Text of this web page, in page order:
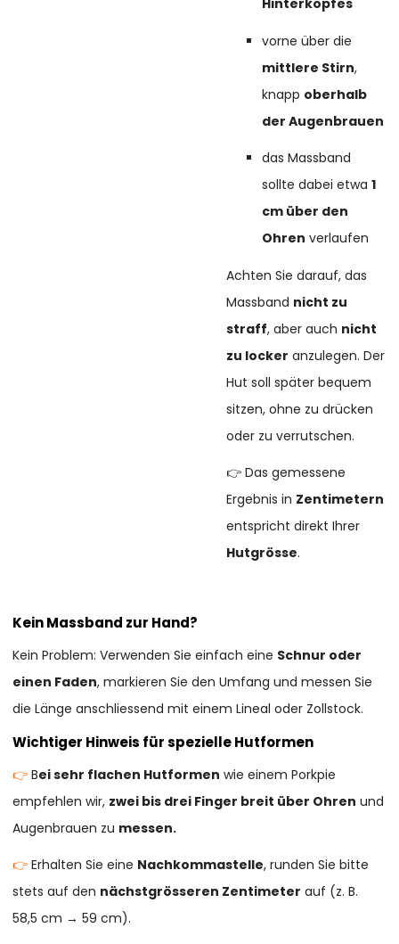
Hinterkopfes
vorne über die
mittlere Stirn,
knapp oberhalb
der Augenbrauen
das Massband
sollte dabei etwa1
cm über den
Ohren verlaufen
Achten Sie darauf, das
Massband nicht zu
straff, aber auch nicht
zu locker anzulegen. Der
Hut soll später bequem
sitzen, ohne zu drücken
oder zu verrutschen.
👉 Das gemessene
Ergebnis in Zentimetern
entspricht direkt Ihrer
Hutgrösse.
Kein Massband zur Hand?
Kein Problem: Verwenden Sie einfach eine Schnur oder
einen Faden, markieren Sie den Umfang und messen Sie
die Länge anschliessend mit einem Lineal oder Zollstock.
Wichtiger Hinweis für spezielle Hutformen
👉Bei sehr flachen Hutformen wie einem Porkpie
empfehlen wir, zwei bis drei Finger breit über Ohren und
Augenbrauen zu messen.
👉Erhalten Sie eine Nachkommastelle, runden Sie bitte
stets auf den nächstgrösseren Zentimeter auf (z. B.
58,5 cm → 59 cm).